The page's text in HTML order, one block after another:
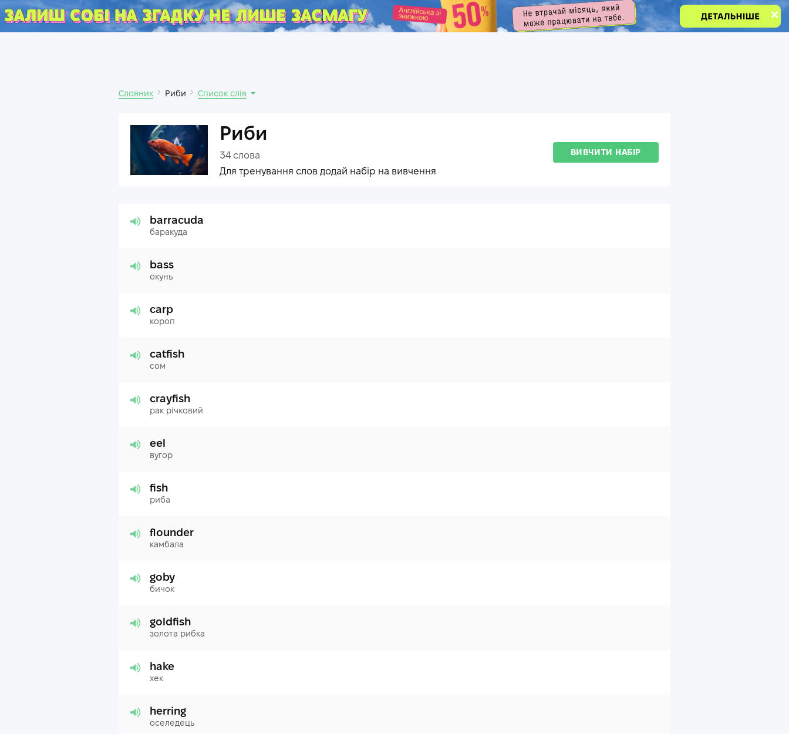
.
Словник Риби Список слів
Риби
34 слова
Для тренування слов додай набір на вивчення
ВИВЧИТИ НАБІР
barracuda
баракуда
bass
окунь
carp
короп
catfish
сом
crayfish
рак річковий
eel
вугор
fish
риба
flounder
камбала
goby
бичок
goldfish
золота рибка
hake
хек
herring
оселедець